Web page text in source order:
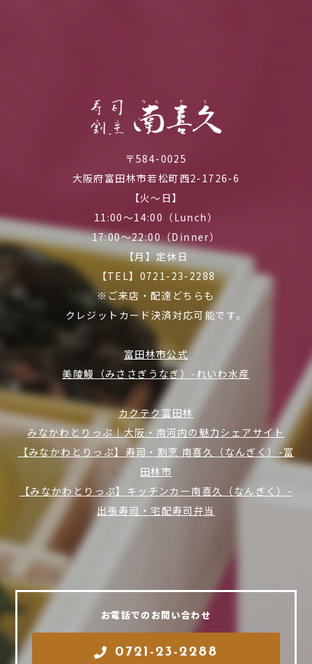
〒584-0025
大阪府富田林市若松町西2-1726-6
【火～日】
11:00～14:00（Lunch）
17:00～22:00（Dinner）
【月】定休日
【TEL】0721-23-2288
※ご来店・配達どちらも
クレジットカード決済対応可能です。
富田林市公式
美陵鰻（みささぎうなぎ）-れいわ水産
カクテク富田林
みなかわとりっぷ｜大阪・南河内の魅力シェアサイト
【みなかわとりっぷ】寿司・割烹 南喜久（なんぎく）-富
田林市
【みなかわとりっぷ】キッチンカー南喜久（なんぎく）-
出張寿司・宅配寿司弁当
お電話でのお問い合わせ
0721-23-2288